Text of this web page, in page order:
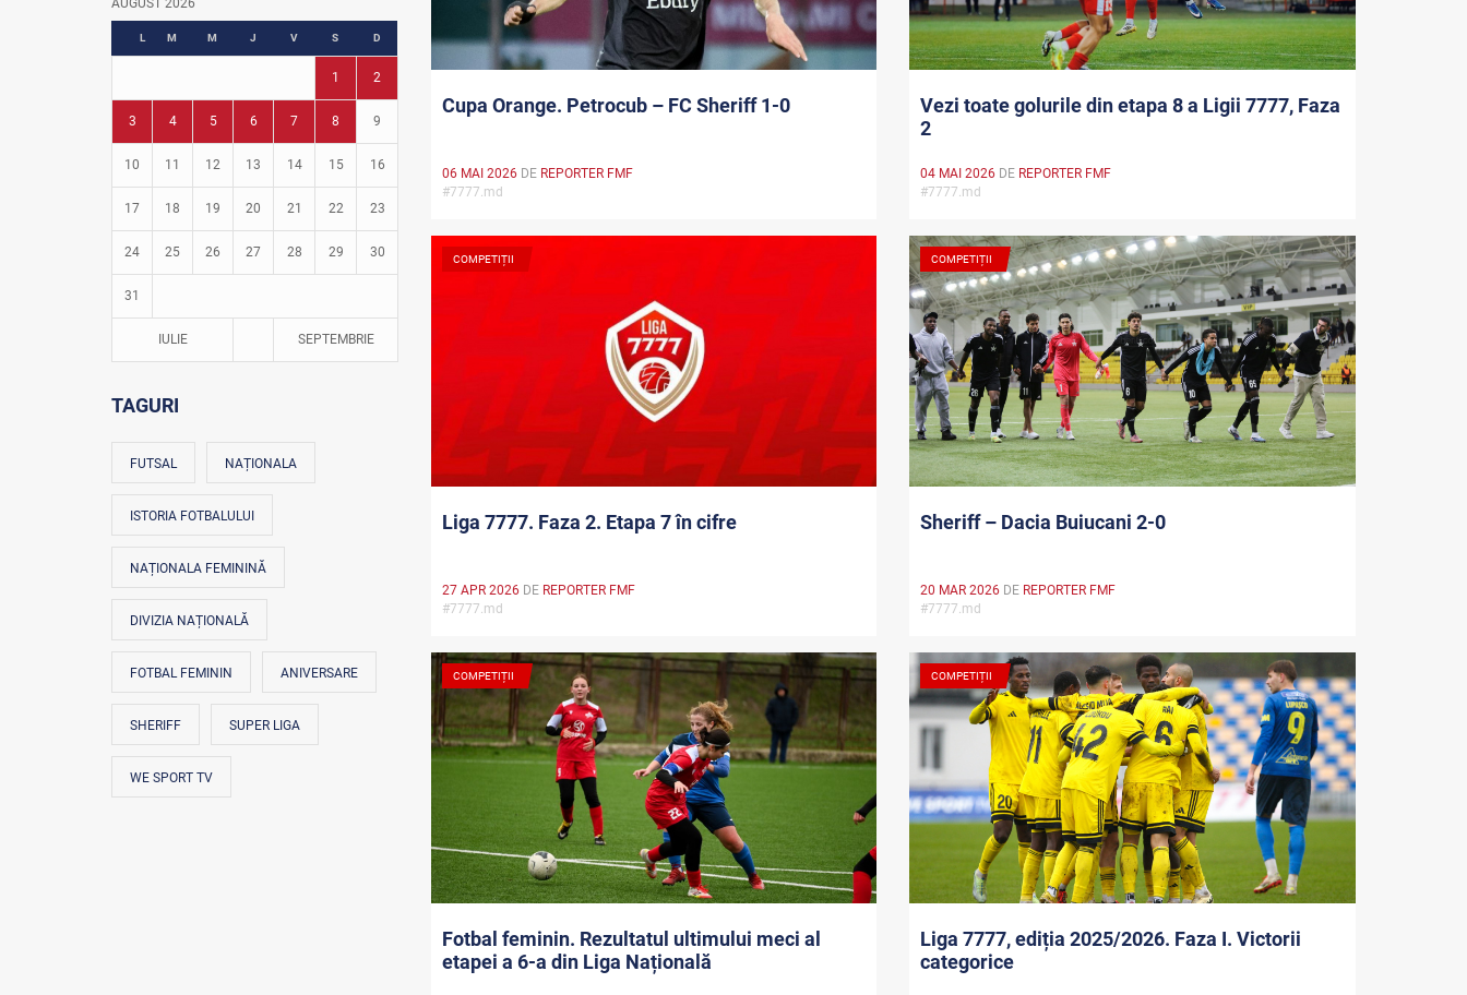
Fotbal în grădinițe
AUGUST 2026
L M M J V S D
1 2
3 4 5 6 7 8 9
10 11 12 13 14 15 16
17 18 19 20 21 22 23
24 25 26 27 28 29 30
31
IULIE SEPTEMBRIE
TAGURI
FUTSAL NAȚIONALA
ISTORIA FOTBALULUI
NAȚIONALA FEMININĂ
DIVIZIA NAȚIONALĂ
FOTBAL FEMININ ANIVERSARE
SHERIFF SUPER LIGA
WE SPORT TV
Cupa Orange. Petrocub – FC Sheriff 1-0
06 MAI 2026DE REPORTER FMF
#7777.md
Vezi toate golurile din etapa 8 a Ligii 7777, Faza
2
04 MAI 2026 DE REPORTER FMF
#7777.md
COMPETIȚII
Liga 7777. Faza 2. Etapa 7 în cifre
27 APR 2026DE REPORTER FMF
#7777.md
COMPETIȚII
Sheriff – Dacia Buiucani 2-0
20 MAR 2026 DE REPORTER FMF
#7777.md
COMPETIȚII
Fotbal feminin. Rezultatul ultimului meci al
etapei a 6-a din Liga Națională
COMPETIȚII
Liga 7777, ediția 2025/2026. Faza I. Victorii
categorice